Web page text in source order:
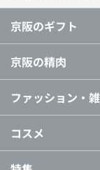
京阪のギフト
京阪の精肉
ファッション・
コスメ